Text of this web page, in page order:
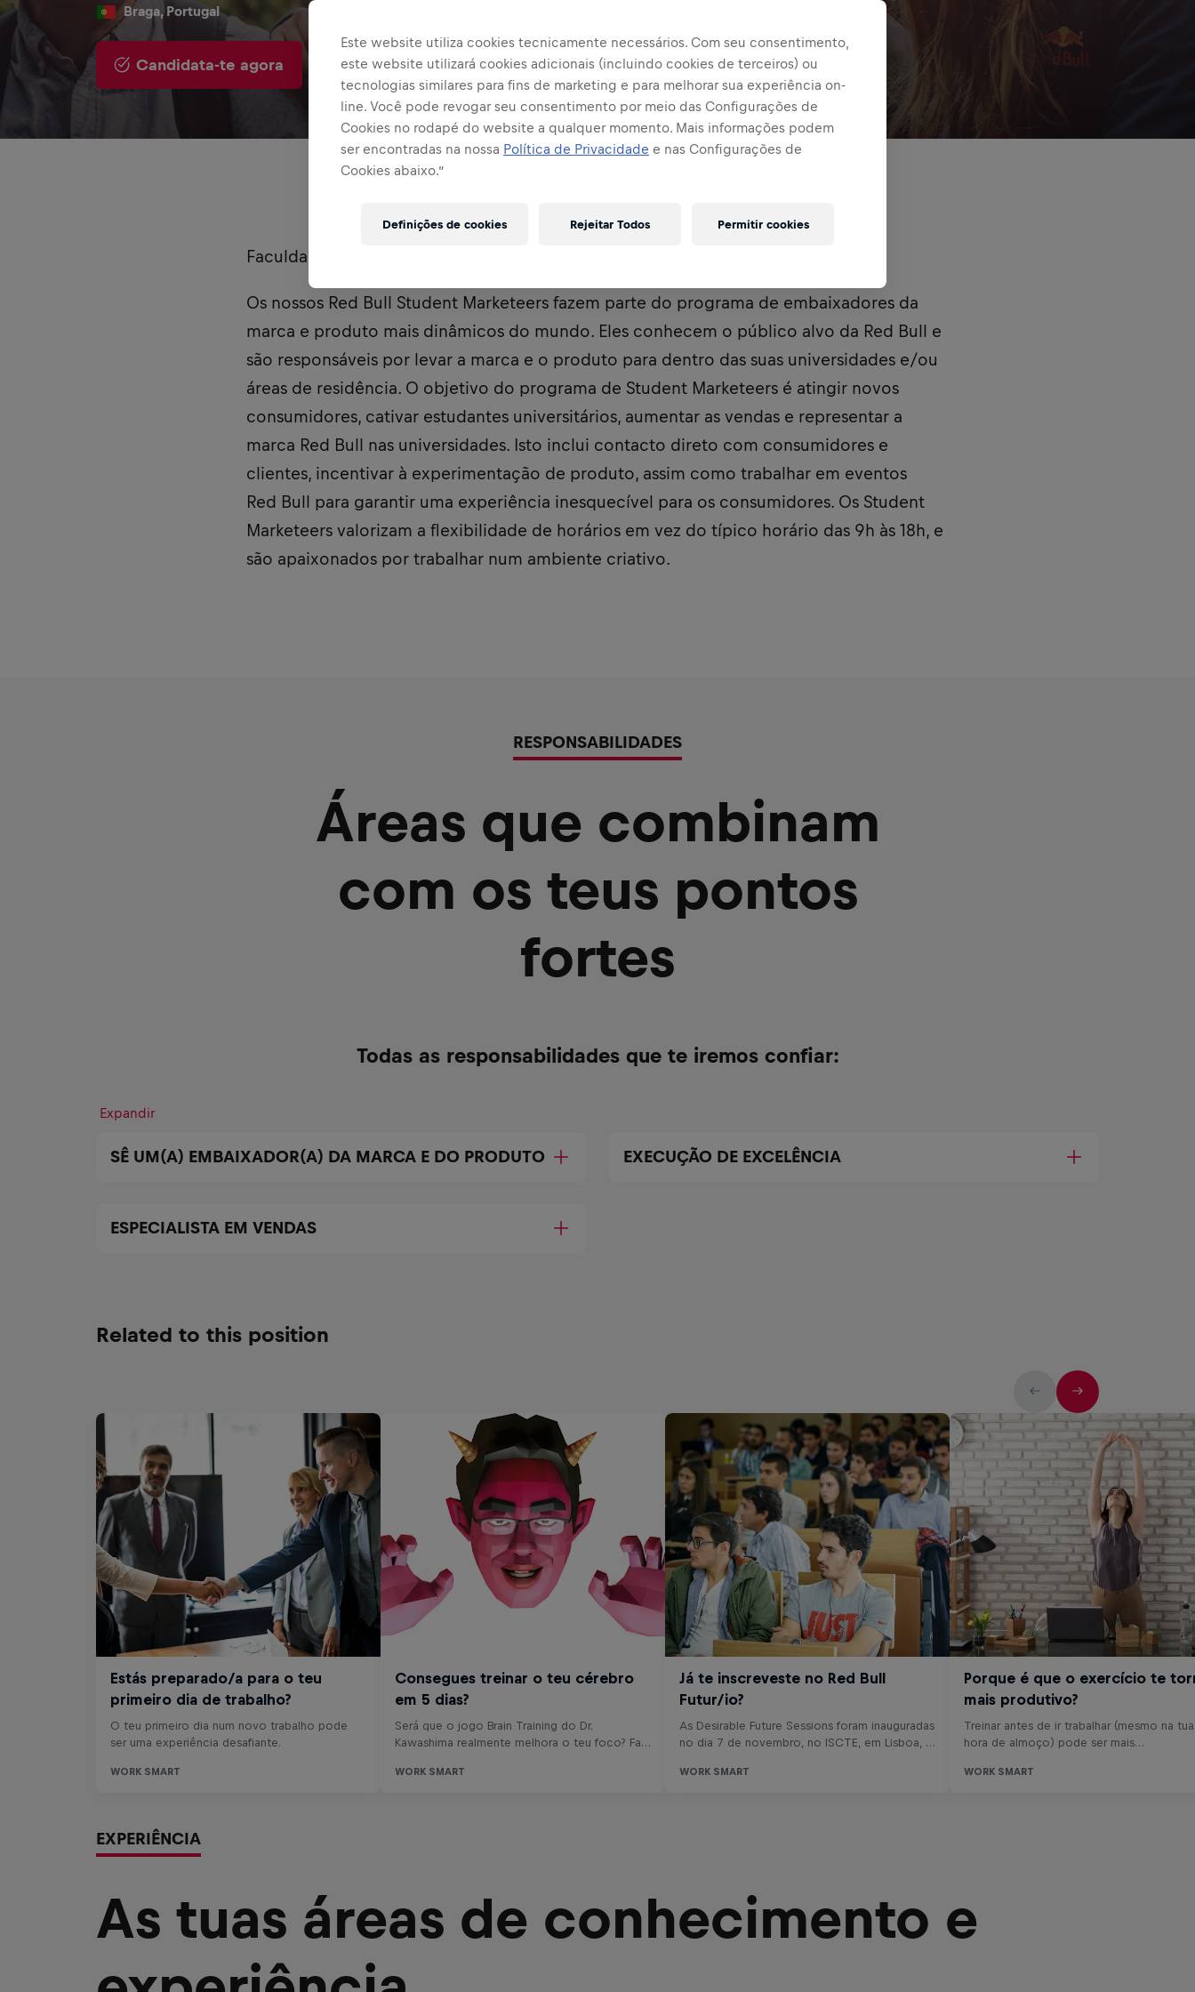
Braga, Portugal
Candidata-te agora Partilhar
Faculdade alvo: Universidade do Minho / IPCA
Os nossos Red Bull Student Marketeers fazem parte do programa de embaixadores da
marca e produto mais dinâmicos do mundo. Eles conhecem o público alvo da Red Bull e
são responsáveis por levar a marca e o produto para dentro das suas universidades e/ou
áreas de residência. O objetivo do programa de Student Marketeers é atingir novos
consumidores, cativar estudantes universitários, aumentar as vendas e representar a
marca Red Bull nas universidades. Isto inclui contacto direto com consumidores e
clientes, incentivar à experimentação de produto, assim como trabalhar em eventos
Red Bull para garantir uma experiência inesquecível para os consumidores. Os Student
Marketeers valorizam a flexibilidade de horários em vez do típico horário das 9h às 18h, e
são apaixonados por trabalhar num ambiente criativo.
RESPONSABILIDADES
Áreas que combinam
com os teus pontos
fortes
Todas as responsabilidades que te iremos confiar:
Expandir
SÊ UM(A) EMBAIXADOR(A) DA MARCA E DO PRODUTO EXECUÇÃO DE EXCELÊNCIA
ESPECIALISTA EM VENDAS
Related to this position
EXPERIÊNCIA
As tuas áreas de conhecimento e
Este website utiliza cookies tecnicamente necessários. Com seu consentimento,
este website utilizará cookies adicionais (incluindo cookies de terceiros) ou
tecnologias similares para fins de marketing e para melhorar sua experiência on-
line. Você pode revogar seu consentimento por meio das Configurações de
Cookies no rodapé do website a qualquer momento. Mais informações podem
ser encontradas na nossa Política de Privacidade e nas Configurações de
Cookies abaixo.”
Rejeitar Todos Permitir cookies
Definições de cookies